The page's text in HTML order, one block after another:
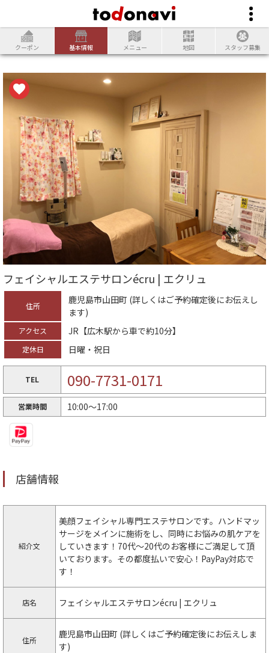
クーポン 基本情報 メニュー 地図 スタッフ募集
フェイシャルエステサロンécru | エクリュ
住所
鹿児島市山田町 (詳しくはご予約確定後にお伝えし
ます)
アクセス JR【広木駅から車で約10分】
定休日 日曜・祝日
TEL 090-7731-0171
営業時間 10:00〜17:00
店舗情報
紹介文
美顔フェイシャル専門エステサロンです。ハンドマッ
サージをメインに施術をし、同時にお悩みの肌ケアを
していきます！70代〜20代のお客様にご満足して頂
いております。その都度払いで安心！PayPay対応で
す！
店名 フェイシャルエステサロンécru | エクリュ
住所
鹿児島市山田町 (詳しくはご予約確定後にお伝えしま
す)